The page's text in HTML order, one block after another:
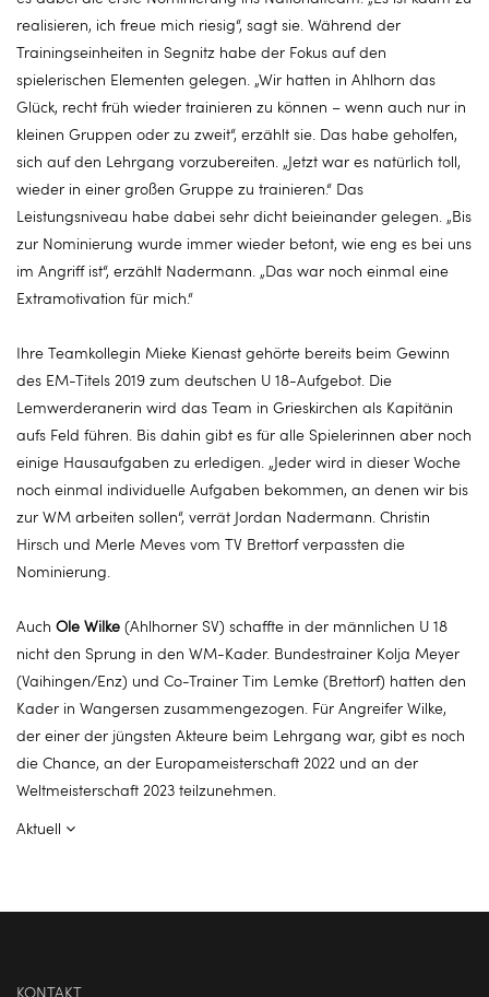
realisieren, ich freue mich riesig“, sagt sie. Während der
Trainingseinheiten in Segnitz habe der Fokus auf den
spielerischen Elementen gelegen. „Wir hatten in Ahlhorn das
Glück, recht früh wieder trainieren zu können – wenn auch nur in
kleinen Gruppen oder zu zweit“, erzählt sie. Das habe geholfen,
sich auf den Lehrgang vorzubereiten. „Jetzt war es natürlich toll,
wieder in einer großen Gruppe zu trainieren.“ Das
Leistungsniveau habe dabei sehr dicht beieinander gelegen. „Bis
zur Nominierung wurde immer wieder betont, wie eng es bei uns
im Angriff ist“, erzählt Nadermann. „Das war noch einmal eine
Extramotivation für mich.“
Ihre Teamkollegin Mieke Kienast gehörte bereits beim Gewinn
des EM-Titels 2019 zum deutschen U 18-Aufgebot. Die
Lemwerderanerin wird das Team in Grieskirchen als Kapitänin
aufs Feld führen. Bis dahin gibt es für alle Spielerinnen aber noch
einige Hausaufgaben zu erledigen. „Jeder wird in dieser Woche
noch einmal individuelle Aufgaben bekommen, an denen wir bis
zur WM arbeiten sollen“, verrät Jordan Nadermann. Christin
Hirsch und Merle Meves vom TV Brettorf verpassten die
Nominierung.
Auch Ole Wilke (Ahlhorner SV) schaffte in der männlichen U 18
nicht den Sprung in den WM-Kader. Bundestrainer Kolja Meyer
(Vaihingen/Enz) und Co-Trainer Tim Lemke (Brettorf) hatten den
Kader in Wangersen zusammengezogen. Für Angreifer Wilke,
der einer der jüngsten Akteure beim Lehrgang war, gibt es noch
die Chance, an der Europameisterschaft 2022 und an der
Weltmeisterschaft 2023 teilzunehmen.
Aktuell
KONTAKT